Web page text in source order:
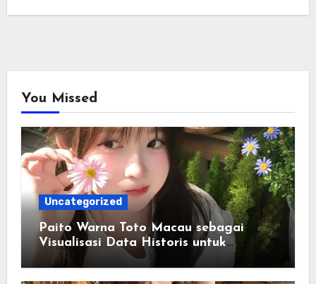
You Missed
Uncategorized
Paito Warna Toto Macau sebagai
Visualisasi Data Historis untuk
Memahami Informasi Secara Lebih
Terstruktur